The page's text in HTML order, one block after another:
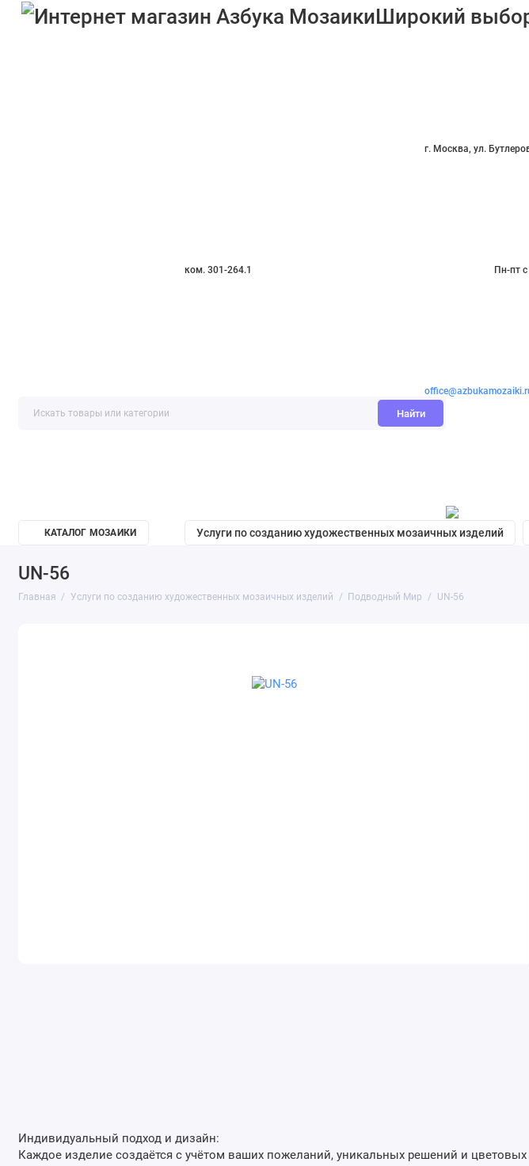
Широкий
г. Москва, ул.
ком. 301-264.1 Пн-пт
Найти
КАТАЛОГ МОЗАИКИ Услуги по созданию художественных мозаичных изделий
UN-56
Главная Услуги по созданию художественных мозаичных изделий Подводный Мир UN-56
Индивидуальный подход и дизайн:
Каждое изделие создаётся с учётом ваших пожеланий, уникальных решений и цветовых